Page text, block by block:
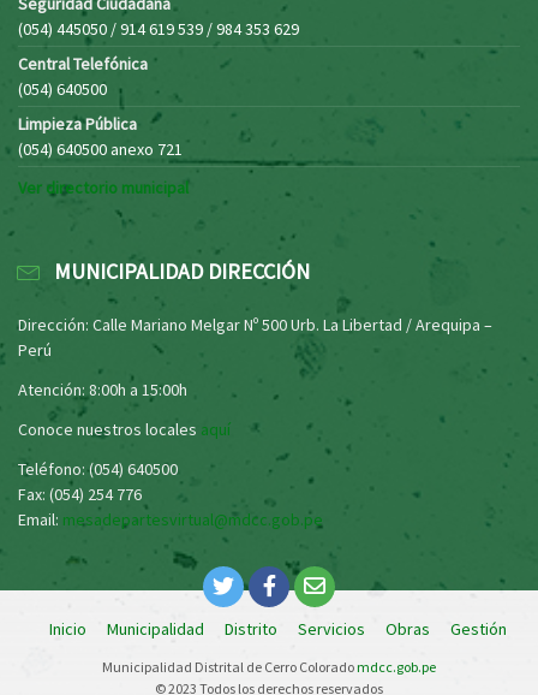
(054) 445050 / 914 619 539 / 984 353 629
Central Telefónica
(054) 640500
Limpieza Pública
(054) 640500 anexo 721
Ver directorio municipal
MUNICIPALIDAD DIRECCIÓN
Dirección: Calle Mariano Melgar Nº 500 Urb. La Libertad / Arequipa –
Perú
Atención: 8:00h a 15:00h
Conoce nuestros locales aquí
Teléfono: (054) 640500
Fax: (054) 254 776
Email: mesadepartesvirtual@mdcc.gob.pe
Inicio Municipalidad Distrito Servicios Obras Gestión
Municipalidad Distrital de Cerro Coloradomdcc.gob.pe
© 2023 Todos los derechos reservados